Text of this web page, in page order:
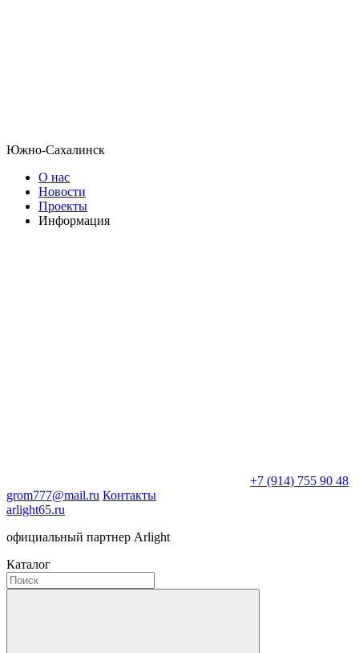
Южно-Сахалинск
О нас
Новости
Проекты
Информация
+7 (914) 755 90 48
grom777@mail.ru Контакты
arlight65.ru
официальный партнер Arlight
Каталог